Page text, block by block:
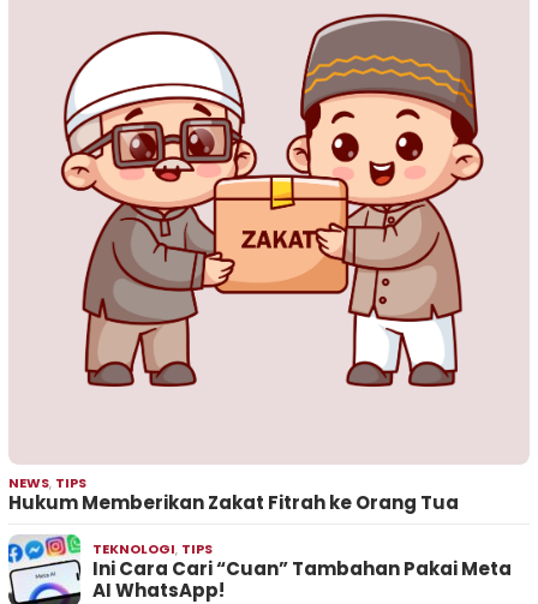
NEWS, TIPS
Hukum Memberikan Zakat Fitrah ke Orang Tua
TEKNOLOGI, TIPS
Ini Cara Cari “Cuan” Tambahan Pakai Meta
AI WhatsApp!